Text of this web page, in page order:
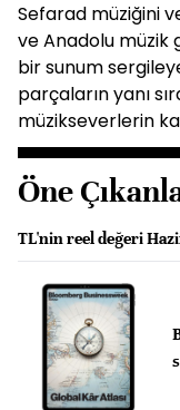
Sefarad müziğini
ve Anadolu müzik
bir sunum
parçaların yanı
müzikseverlerin
Öne
TL'nin reel değeri